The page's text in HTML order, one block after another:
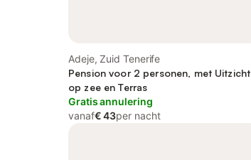
Adeje, Zuid Tenerife
Pension voor 2 personen, met Uitzicht
op zee en Terras
Gratis annulering
vanaf€ 43per nacht